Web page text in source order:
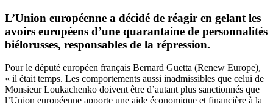
L’Union européenne a décidé de réagir en gelant les
avoirs européens d’une quarantaine de personnalités
biélorusses, responsables de la répression.
Pour le député européen français Bernard Guetta (Renew Europe),
« il était temps. Les comportements aussi inadmissibles que celui de
Monsieur Loukachenko doivent être d’autant plus sanctionnés que
l’Union européenne apporte une aide économique et financière à la